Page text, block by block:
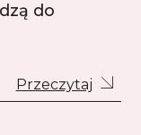
do
Przeczytaj